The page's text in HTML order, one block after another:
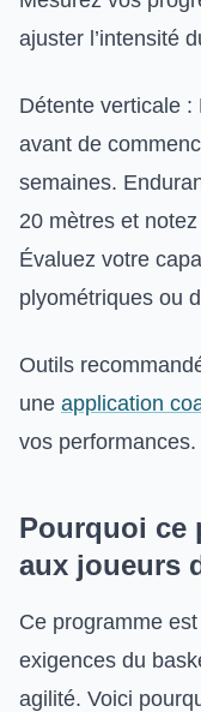
ajuster l’intensité
Détente verticale :
avant de
semaines.
20 mètres et
Évaluez votre
plyométriques ou
Outils
une application
vos performances.
Pourquoi ce
aux joueurs
Ce programme
exigences du
agilité. Voici